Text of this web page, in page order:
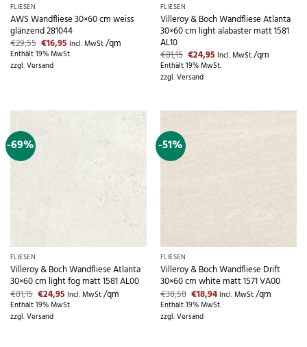
FLIESEN
AWS Wandfliese 30×60 cm weiss
glänzend 281044
€29,55 Ursprünglicher
Preis
war:
€29,55
€16,95Aktueller
Preis
ist:
Incl. MwSt/qm
Enthält 19% MwSt.
zzgl.Versand
FLIESEN
Villeroy & Boch Wandfliese Atlanta
30×60 cm light alabaster matt 1581
AL10
€81,15 Ursprünglicher
Preis
war:
€81,15
€24,95Aktueller
Preis
ist:
Incl. MwSt/qm
Enthält 19% MwSt.
zzgl.Versand
-69%
FLIESEN
Villeroy & Boch Wandfliese Atlanta
30×60 cm light fog matt 1581 AL00
€81,15 Ursprünglicher
Preis
war:
€81,15
€24,95Aktueller
Preis
ist:
Incl. MwSt/qm
Enthält 19% MwSt.
zzgl.Versand
-51%
FLIESEN
Villeroy & Boch Wandfliese Drift
30×60 cm white matt 1571 VA00
€38,58 Ursprünglicher
Preis
war:
€38,58
€18,94Aktueller
Preis
ist:
Incl. MwSt/qm
Enthält 19% MwSt.
zzgl.Versand